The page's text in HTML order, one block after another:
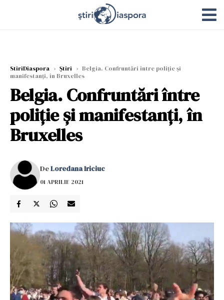
StiriDiaspora › Știri › Belgia. Confruntări între poliţie şi
manifestanţi, în Bruxelles
Belgia. Confruntări între
poliţie şi manifestanţi, în
Bruxelles
DeLoredana Iriciuc
01 APRILIE 2021